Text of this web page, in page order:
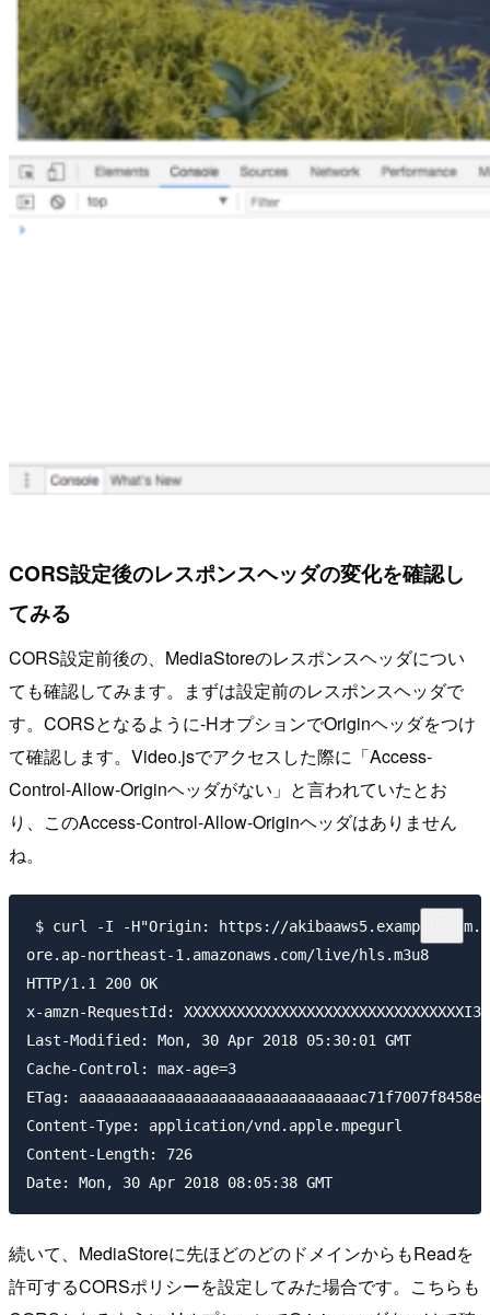
CORS設定後のレスポンスヘッダの変化を確認し
てみる
CORS設定前後の、MediaStoreのレスポンスヘッダについ
ても確認してみます。まずは設定前のレスポンスヘッダで
す。CORSとなるように-HオプションでOriginヘッダをつけ
て確認します。Video.jsでアクセスした際に「Access-
Control-Allow-Originヘッダがない」と言われていたとお
り、このAccess-Control-Allow-Originヘッダはありません
ね。
$ curl -I -H"Origin: https://
ore.ap-northeast-1.amazonaws.com/live/hls.m3u8
HTTP/1.1 200 OK
x-amzn-RequestId:
Last-Modified: Mon, 30 Apr 2018 05:30:01 GMT
Cache-Control: max-age=3
ETag:
Content-Type: application/vnd.apple.mpegurl
Content-Length: 726
続いて、MediaStoreに先ほどのどのドメインからもReadを
許可するCORSポリシーを設定してみた場合です。こちらも